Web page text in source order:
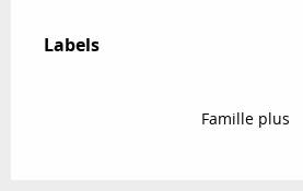
Labels
Labels
Famille plus